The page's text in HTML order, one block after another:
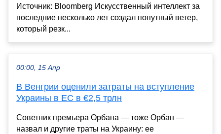
Источник: Bloomberg Искусственный интеллект за
последние несколько лет создал попутный ветер,
который резк...
00:00, 15 Апр
В Венгрии оценили затраты на вступление
Украины в ЕС в €2,5 трлн
Советник премьера Орбана — тоже Орбан —
назвал и другие траты на Украину: ее